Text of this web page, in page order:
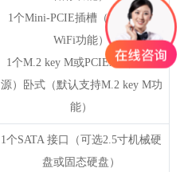
1个Mini-PCIE插槽（实现4G或
WiFi功能）
1个M.2 key M或PCIEx4（X2资
源）卧式（默认支持M.2 key M功
能）
1个SATA 接口（可选2.5寸机械硬
盘或固态硬盘）